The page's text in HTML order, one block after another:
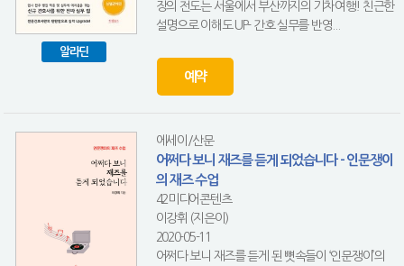
알라딘
장의 전도는 서울에서 부산까지의 기차여행! 친근한
설명으로 이해도 UP- 간호 실무를 반영...
예약
에세이/산문
어쩌다 보니 재즈를 듣게 되었습니다 - 인문쟁이
의 재즈 수업
42미디어콘텐츠
이강휘 (지은이)
2020-05-11
어쩌다 보니 재즈를 듣게 된 뼛속들이 ‘인문쟁이’의